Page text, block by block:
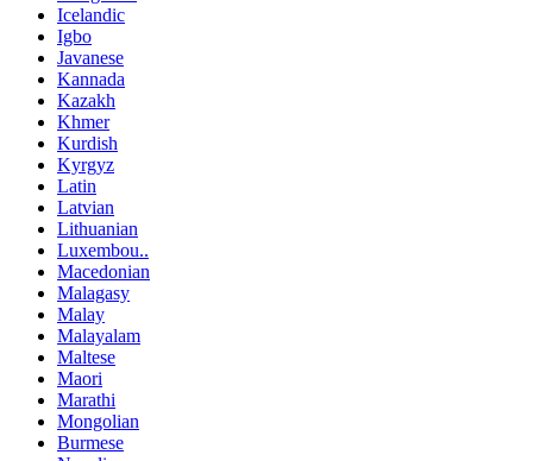
Icelandic
Igbo
Javanese
Kannada
Kazakh
Khmer
Kurdish
Kyrgyz
Latin
Latvian
Lithuanian
Luxembou..
Macedonian
Malagasy
Malay
Malayalam
Maltese
Maori
Marathi
Mongolian
Burmese